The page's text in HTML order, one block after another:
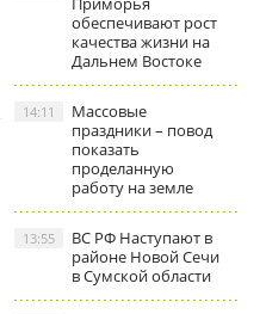
обеспечивают рост
качества жизни на
Дальнем Востоке
Массовые
праздники – повод
показать
проделанную
работу на земле
14:11
ВС РФ Наступают в
районе Новой Сечи
в Сумской области
13:55